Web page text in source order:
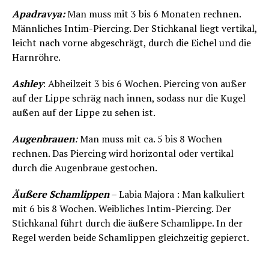
Apadravya:Man muss mit 3 bis 6 Monaten rechnen.
Männliches Intim-Piercing. Der Stichkanal liegt vertikal,
leicht nach vorne abgeschrägt, durch die Eichel und die
Harnröhre.
Ashley: Abheilzeit 3 bis 6 Wochen. Piercing von außer
auf der Lippe schräg nach innen, sodass nur die Kugel
außen auf der Lippe zu sehen ist.
Augenbrauen:Man muss mit ca. 5 bis 8 Wochen
rechnen. Das Piercing wird horizontal oder vertikal
durch die Augenbraue gestochen.
Äußere Schamlippen– Labia Majora : Man kalkuliert
mit 6 bis 8 Wochen. Weibliches Intim-Piercing. Der
Stichkanal führt durch die äußere Schamlippe. In der
Regel werden beide Schamlippen gleichzeitig gepierct.